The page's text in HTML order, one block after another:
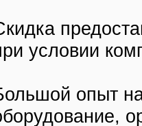
условии
опыт